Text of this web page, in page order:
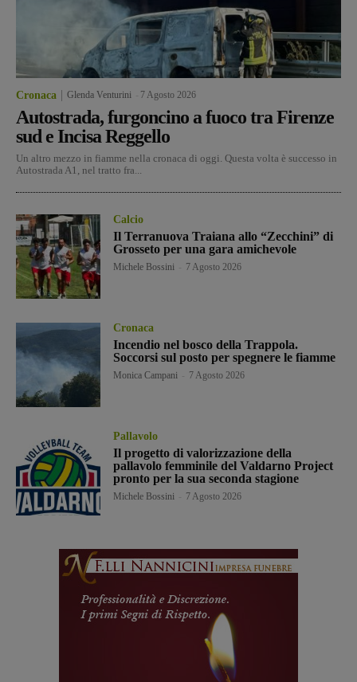
Cronaca Glenda Venturini 7 Agosto 2026
Autostrada, furgoncino a fuoco tra Firenze
sud e Incisa Reggello
Un altro mezzo in fiamme nella cronaca di oggi. Questa volta è successo in
Autostrada A1, nel tratto fra...
Calcio
Il Terranuova Traiana allo “Zecchini” di
Grosseto per una gara amichevole
Michele Bossini 7 Agosto 2026
Cronaca
Incendio nel bosco della Trappola.
Soccorsi sul posto per spegnere le fiamme
Monica Campani 7 Agosto 2026
Pallavolo
Il progetto di valorizzazione della
pallavolo femminile del Valdarno Project
pronto per la sua seconda stagione
Michele Bossini 7 Agosto 2026